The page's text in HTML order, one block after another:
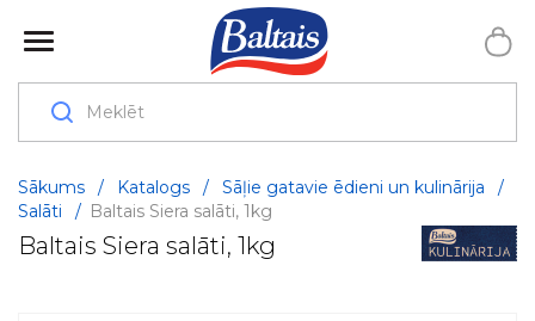
Sākums / Katalogs / Sāļie gatavie ēdieni un kulinārija
/
Salāti
/ Baltais Siera salāti, 1kg
Baltais Siera salāti, 1kg